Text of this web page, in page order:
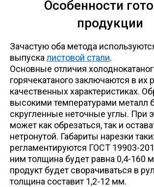
Особенности
продукции
Зачастую оба метода
выпуска листовой стали.
Основные отличия
горячекатаного заключаются в их
качественных характеристиках.
высокими температурами металл
скругленные неточные углы. При
может как обрезаться, так и
нетронутой. Габариты нарезки
регламентируются ГОСТ 19903-
ним толщина будет равна 0,4-160
продукт будет сворачиваться в
толщина составит 1,2-12 мм.